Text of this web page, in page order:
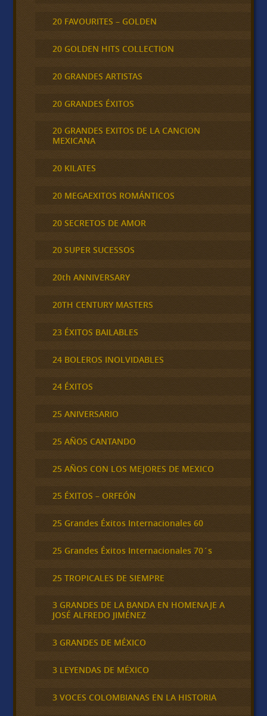
20 FAVOURITES – GOLDEN
20 GOLDEN HITS COLLECTION
20 GRANDES ARTISTAS
20 GRANDES ÉXITOS
20 GRANDES EXITOS DE LA CANCION
MEXICANA
20 KILATES
20 MEGAEXITOS ROMÁNTICOS
20 SECRETOS DE AMOR
20 SUPER SUCESSOS
20th ANNIVERSARY
20TH CENTURY MASTERS
23 ÉXITOS BAILABLES
24 BOLEROS INOLVIDABLES
24 ÉXITOS
25 ANIVERSARIO
25 AÑOS CANTANDO
25 AÑOS CON LOS MEJORES DE MEXICO
25 ÉXITOS – ORFEÓN
25 Grandes Éxitos Internacionales 60
25 Grandes Éxitos Internacionales 70´s
25 TROPICALES DE SIEMPRE
3 GRANDES DE LA BANDA EN HOMENAJE A
JOSÉ ALFREDO JIMÉNEZ
3 GRANDES DE MÉXICO
3 LEYENDAS DE MÉXICO
3 VOCES COLOMBIANAS EN LA HISTORIA